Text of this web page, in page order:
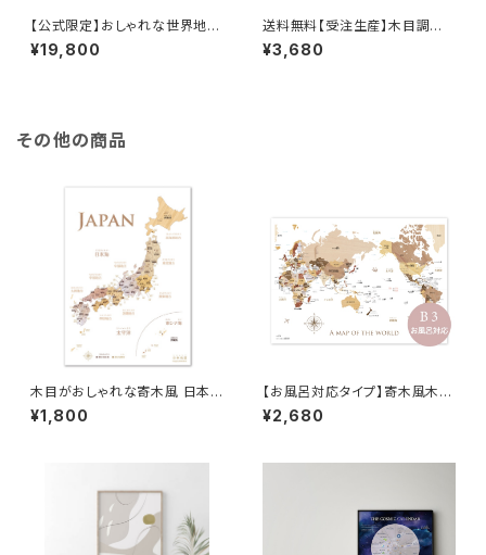
【公式限定】おしゃれな世界地図
キャンバス｜インテリア×知育ポ
スター 送料無料 旅行ピンマップ
¥19,800
送料無料【受注生産】木目調の
韓国 地図 A2サイズ マップ 世界
旅行 社会 知育
¥3,680
その他の商品
木目がおしゃれな寄木風 日本
地図 ポスターA2サイズ 室内用
¥1,800
【お風呂対応タイプ】寄木風木目
調のおしゃれな世界地図ポスタ
ー B3サイズ
¥2,680